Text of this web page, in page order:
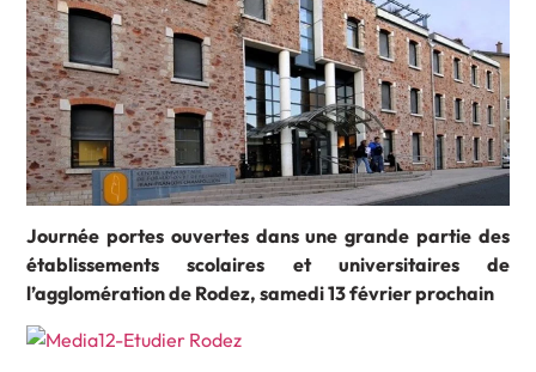
Journée portes ouvertes dans une grande partie des
établissements scolaires et universitaires de
l’agglomération de Rodez, samedi 13 février prochain